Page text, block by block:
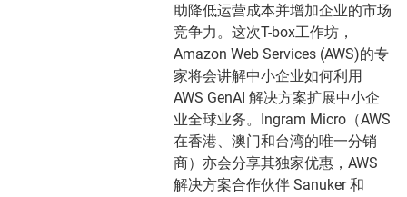
助降低运营成本并增加企业的市场
竞争力。这次T-box工作坊，
Amazon Web Services (AWS)的专
家将会讲解中小企业如何利用
AWS GenAI 解决方案扩展中小企
业全球业务。Ingram Micro（AWS
在香港、澳门和台湾的唯一分销
商）亦会分享其独家优惠，AWS
解决方案合作伙伴 Sanuker 和